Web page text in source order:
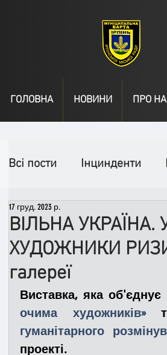
ГОЛОВНА НОВИНИ ПРО
Всі пости Інцинденти
День народження
Спільні заходи
Медицина Новини
ВІЛЬНА УКРАЇНА.
ХУДОЖНИКИ
галереї
17 груд. 2023 р.
Виставка, яка
очима художників»
гуманітарного
проекті.